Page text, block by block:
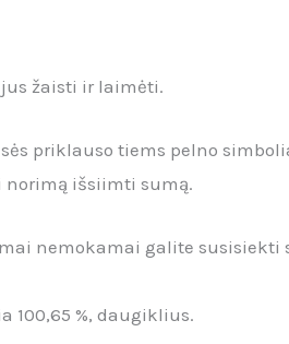
žaisti ir laimėti.
priklauso tiems pelno
norimą išsiimti sumą.
nemokamai galite
100,65 %, daugiklius.